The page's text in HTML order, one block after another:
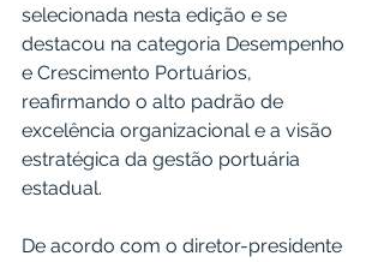
selecionada nesta edição e se
destacou na categoria Desempenho
e Crescimento Portuários,
reafirmando o alto padrão de
excelência organizacional e a visão
estratégica da gestão portuária
estadual.
De acordo com o diretor-presidente